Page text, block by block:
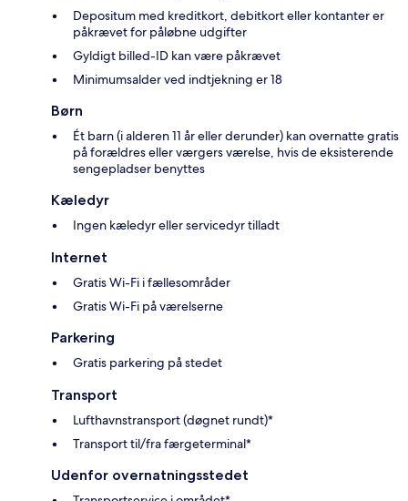
Depositum med kreditkort, debitkort eller kontanter er
påkrævet for påløbne udgifter
Gyldigt billed-ID kan være påkrævet
Minimumsalder ved indtjekning er 18
Børn
Ét barn (i alderen 11 år eller derunder) kan overnatte gratis
på forældres eller værgers værelse, hvis de eksisterende
sengepladser benyttes
Kæledyr
Ingen kæledyr eller servicedyr tilladt
Internet
Gratis Wi-Fi i fællesområder
Gratis Wi-Fi på værelserne
Parkering
Gratis parkering på stedet
Transport
Lufthavnstransport (døgnet rundt)*
Transport til/fra færgeterminal*
Udenfor overnatningsstedet